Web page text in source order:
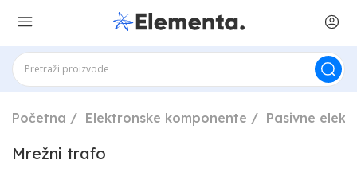
Početna Elektronske komponente Pasivne
Mrežni trafo